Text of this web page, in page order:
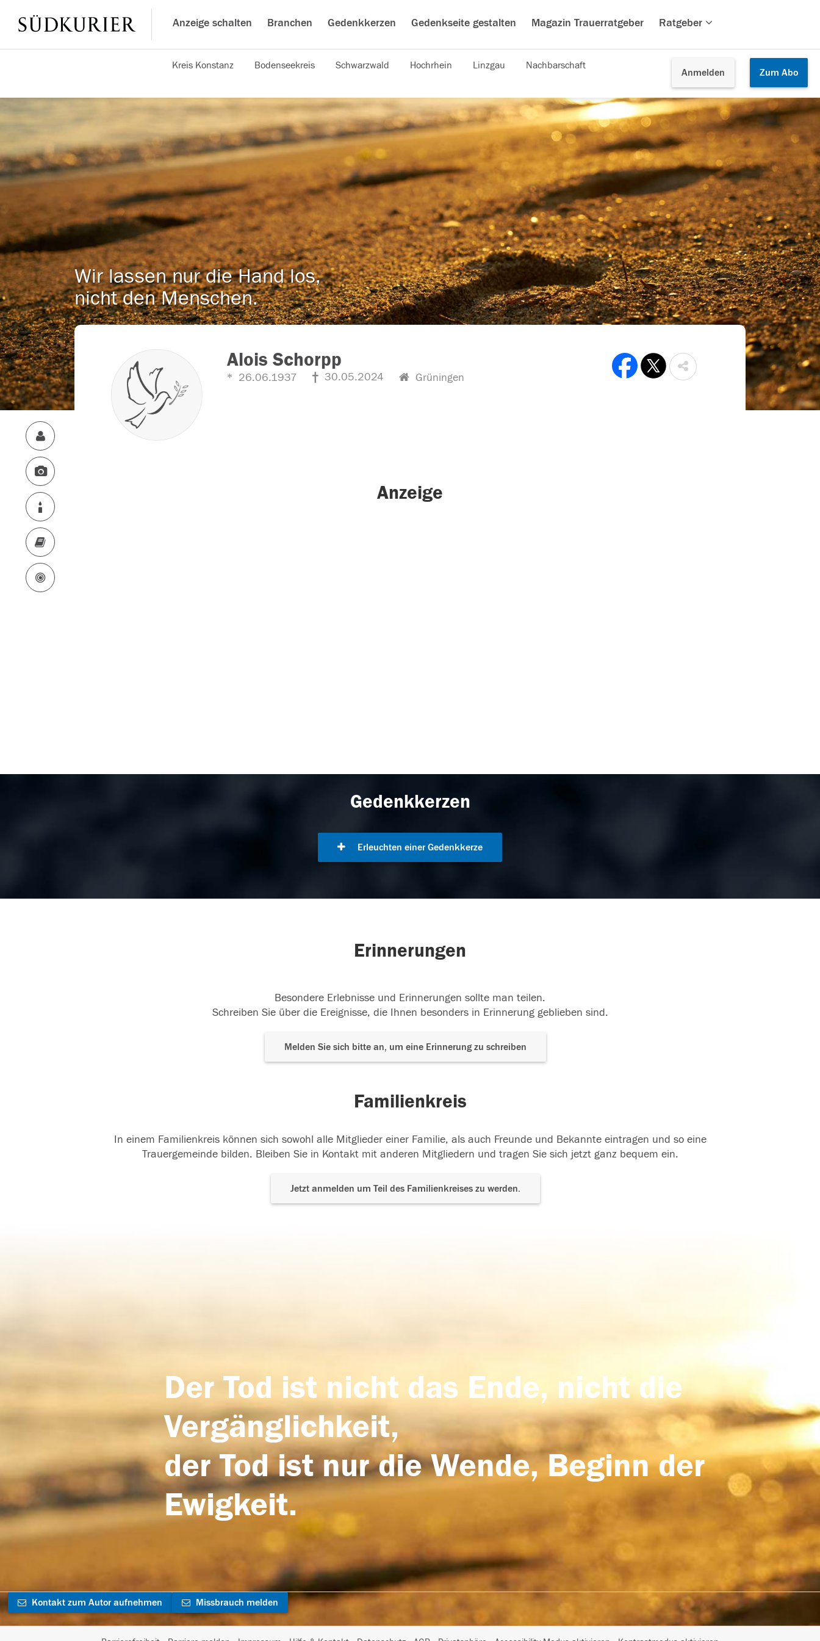
Anzeige schalten Branchen Gedenkkerzen Gedenkseite gestalten Magazin Trauerratgeber Ratgeber
Anmelden Zum Abo
Kreis Konstanz Bodenseekreis Schwarzwald Hochrhein Linzgau Nachbarschaft
Wir lassen nur die Hand los,
nicht den Menschen.
Alois Schorpp
26.06.1937 30.05.2024 Grüningen
Anzeige
Gedenkkerzen
Erleuchten einer Gedenkkerze
Erinnerungen
Besondere Erlebnisse und Erinnerungen sollte man teilen.
Schreiben Sie über die Ereignisse, die Ihnen besonders in Erinnerung geblieben sind.
Melden Sie sich bitte an, um eine Erinnerung zu schreiben
Familienkreis
In einem Familienkreis können sich sowohl alle Mitglieder einer Familie, als auch Freunde und Bekannte eintragen und so eine
Trauergemeinde bilden. Bleiben Sie in Kontakt mit anderen Mitgliedern und tragen Sie sich jetzt ganz bequem ein.
Jetzt anmelden um Teil des Familienkreises zu werden.
Der Tod ist nicht das Ende, nicht die
Vergänglichkeit,
der Tod ist nur die Wende, Beginn der
Ewigkeit.
Kontakt zum Autor aufnehmen Missbrauch melden